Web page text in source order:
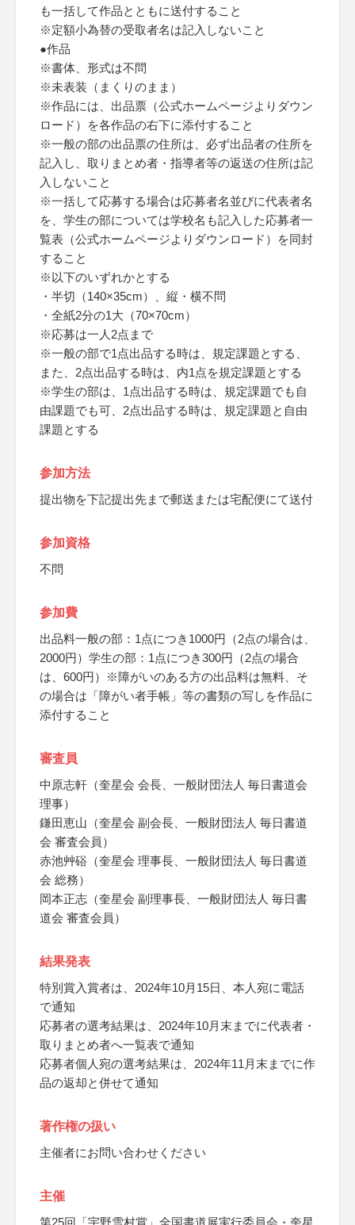
も一括して作品とともに送付すること
※定額小為替の受取者名は記入しないこと
●作品
※書体、形式は不問
※未表装（まくりのまま）
※作品には、出品票（公式ホームページよりダウン
ロード）を各作品の右下に添付すること
※一般の部の出品票の住所は、必ず出品者の住所を
記入し、取りまとめ者・指導者等の返送の住所は記
入しないこと
※一括して応募する場合は応募者名並びに代表者名
を、学生の部については学校名も記入した応募者一
覧表（公式ホームページよりダウンロード）を同封
すること
※以下のいずれかとする
・半切（140×35cm）、縦・横不問
・全紙2分の1大（70×70cm）
※応募は一人2点まで
※一般の部で1点出品する時は、規定課題とする、
また、2点出品する時は、内1点を規定課題とする
※学生の部は、1点出品する時は、規定課題でも自
由課題でも可、2点出品する時は、規定課題と自由
課題とする
参加方法
提出物を下記提出先まで郵送または宅配便にて送付
参加資格
不問
参加費
出品料一般の部：1点につき1000円（2点の場合は、
2000円）学生の部：1点につき300円（2点の場合
は、600円）※障がいのある方の出品料は無料、そ
の場合は「障がい者手帳」等の書類の写しを作品に
添付すること
審査員
中原志軒（奎星会 会長、一般財団法人 毎日書道会
理事）
鎌田恵山（奎星会 副会長、一般財団法人 毎日書道
会 審査会員）
赤池艸硲（奎星会 理事長、一般財団法人 毎日書道
会 総務）
岡本正志（奎星会 副理事長、一般財団法人 毎日書
道会 審査会員）
結果発表
特別賞入賞者は、2024年10月15日、本人宛に電話
で通知
応募者の選考結果は、2024年10月末までに代表者・
取りまとめ者へ一覧表で通知
応募者個人宛の選考結果は、2024年11月末までに作
品の返却と併せて通知
著作権の扱い
主催者にお問い合わせください
主催
第25回「宇野雪村賞」全国書道展実行委員会・奎星